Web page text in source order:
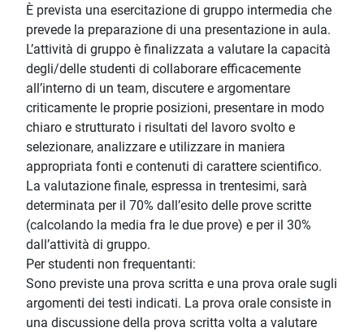
È prevista una esercitazione di gruppo intermedia che
prevede la preparazione di una presentazione in aula.
L’attività di gruppo è finalizzata a valutare la capacità
degli/delle studenti di collaborare efficacemente
all’interno di un team, discutere e argomentare
criticamente le proprie posizioni, presentare in modo
chiaro e strutturato i risultati del lavoro svolto e
selezionare, analizzare e utilizzare in maniera
appropriata fonti e contenuti di carattere scientifico.
La valutazione finale, espressa in trentesimi, sarà
determinata per il 70% dall’esito delle prove scritte
(calcolando la media fra le due prove) e per il 30%
dall’attività di gruppo.
Per studenti non frequentanti:
Sono previste una prova scritta e una prova orale sugli
argomenti dei testi indicati. La prova orale consiste in
una discussione della prova scritta volta a valutare